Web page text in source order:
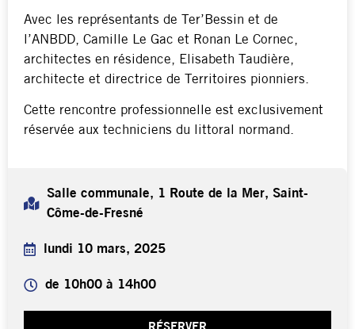
Avec les représentants de Ter’Bessin et de
l’ANBDD, Camille Le Gac et Ronan Le Cornec,
architectes en résidence, Elisabeth Taudière,
architecte et directrice de Territoires pionniers.
Cette rencontre professionnelle est exclusivement
réservée aux techniciens du littoral normand.
Salle communale, 1 Route de la Mer, Saint-
Côme-de-Fresné
lundi 10 mars, 2025
de 10h00 à 14h00